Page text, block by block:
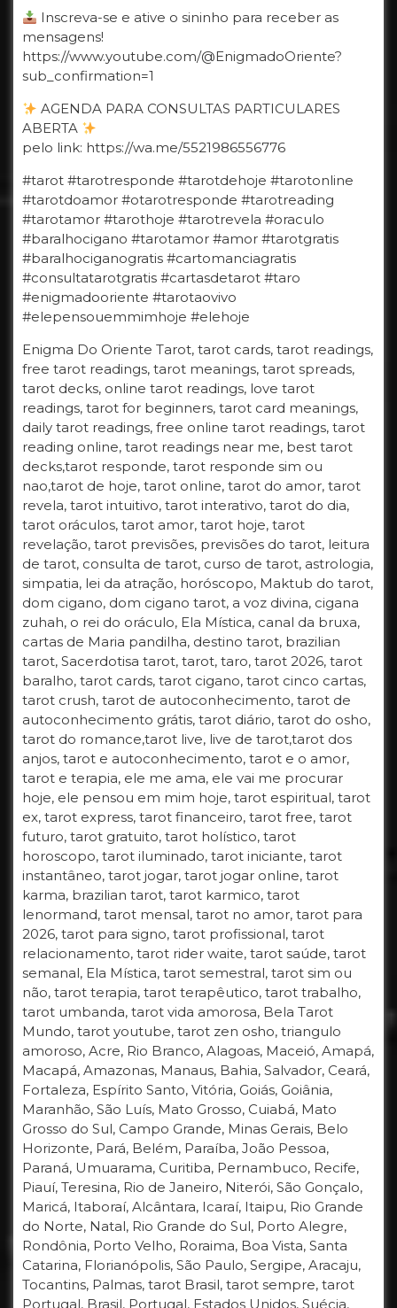
Inscreva-se e ative o sininho para receber as
mensagens!
https://www.youtube.com/@EnigmadoOriente?
sub_confirmation=1
AGENDA PARA CONSULTAS PARTICULARES
ABERTA
pelo link: https://wa.me/5521986556776
#tarot #tarotresponde #tarotdehoje #tarotonline
#tarotdoamor #otarotresponde #tarotreading
#tarotamor #tarothoje #tarotrevela #oraculo
#baralhocigano #tarotamor #amor #tarotgratis
#baralhociganogratis #cartomanciagratis
#consultatarotgratis #cartasdetarot #taro
#enigmadooriente #tarotaovivo
#elepensouemmimhoje #elehoje
Enigma Do Oriente Tarot, tarot cards, tarot readings,
free tarot readings, tarot meanings, tarot spreads,
tarot decks, online tarot readings, love tarot
readings, tarot for beginners, tarot card meanings,
daily tarot readings, free online tarot readings, tarot
reading online, tarot readings near me, best tarot
decks,tarot responde, tarot responde sim ou
nao,tarot de hoje, tarot online, tarot do amor, tarot
revela, tarot intuitivo, tarot interativo, tarot do dia,
tarot oráculos, tarot amor, tarot hoje, tarot
revelação, tarot previsões, previsões do tarot, leitura
de tarot, consulta de tarot, curso de tarot, astrologia,
simpatia, lei da atração, horóscopo, Maktub do tarot,
dom cigano, dom cigano tarot, a voz divina, cigana
zuhah, o rei do oráculo, Ela Mística, canal da bruxa,
cartas de Maria pandilha, destino tarot, brazilian
tarot, Sacerdotisa tarot, tarot, taro, tarot 2026, tarot
baralho, tarot cards, tarot cigano, tarot cinco cartas,
tarot crush, tarot de autoconhecimento, tarot de
autoconhecimento grátis, tarot diário, tarot do osho,
tarot do romance,tarot live, live de tarot,tarot dos
anjos, tarot e autoconhecimento, tarot e o amor,
tarot e terapia, ele me ama, ele vai me procurar
hoje, ele pensou em mim hoje, tarot espiritual, tarot
ex, tarot express, tarot financeiro, tarot free, tarot
futuro, tarot gratuito, tarot holístico, tarot
horoscopo, tarot iluminado, tarot iniciante, tarot
instantâneo, tarot jogar, tarot jogar online, tarot
karma, brazilian tarot, tarot karmico, tarot
lenormand, tarot mensal, tarot no amor, tarot para
2026, tarot para signo, tarot profissional, tarot
relacionamento, tarot rider waite, tarot saúde, tarot
semanal, Ela Mística, tarot semestral, tarot sim ou
não, tarot terapia, tarot terapêutico, tarot trabalho,
tarot umbanda, tarot vida amorosa, Bela Tarot
Mundo, tarot youtube, tarot zen osho, triangulo
amoroso, Acre, Rio Branco, Alagoas, Maceió, Amapá,
Macapá, Amazonas, Manaus, Bahia, Salvador, Ceará,
Fortaleza, Espírito Santo, Vitória, Goiás, Goiânia,
Maranhão, São Luís, Mato Grosso, Cuiabá, Mato
Grosso do Sul, Campo Grande, Minas Gerais, Belo
Horizonte, Pará, Belém, Paraíba, João Pessoa,
Paraná, Umuarama, Curitiba, Pernambuco, Recife,
Piauí, Teresina, Rio de Janeiro, Niterói, São Gonçalo,
Maricá, Itaboraí, Alcântara, Icaraí, Itaipu, Rio Grande
do Norte, Natal, Rio Grande do Sul, Porto Alegre,
Rondônia, Porto Velho, Roraima, Boa Vista, Santa
Catarina, Florianópolis, São Paulo, Sergipe, Aracaju,
Tocantins, Palmas, tarot Brasil, tarot sempre, tarot
Portugal, Brasil, Portugal, Estados Unidos, Suécia,